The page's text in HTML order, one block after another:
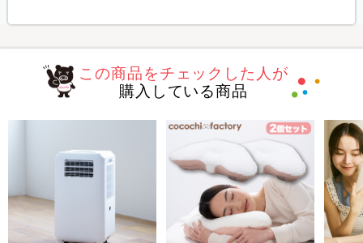
この商品をチェックした人が
購入している商品